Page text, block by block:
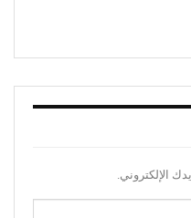
الإلكتروني.